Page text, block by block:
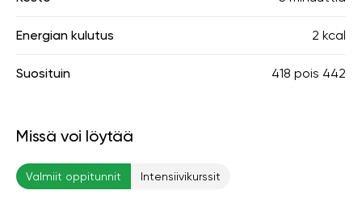
Energian kulutus 2 kcal
Suosituin 418 pois 442
Missä voi löytää
Valmiit oppitunnit Intensiivikurssit